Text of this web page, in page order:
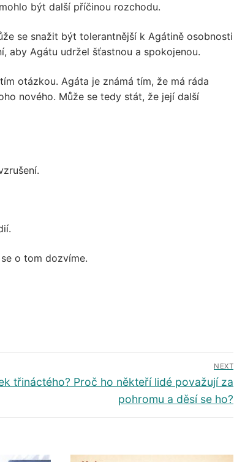
být další příčinou rozchodu.
se snažit být tolerantnější k Agátině osobnosti
aby Agátu udržel šťastnou a spokojenou.
otázkou. Agáta je známá tím, že má ráda
nového. Může se tedy stát, že její další
o tom dozvíme.
NEXT
třináctého? Proč ho někteří lidé považují za
pohromu a děsí se ho?